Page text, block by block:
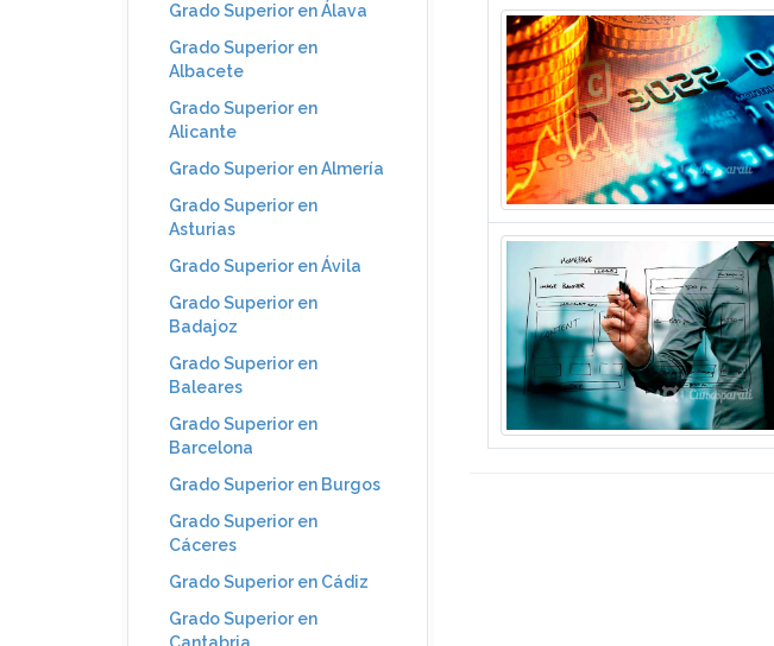
Grado Superior en Álava
Grado Superior en
Albacete
Grado Superior en
Alicante
Grado Superior en Almería
Grado Superior en
Asturias
Grado Superior en Ávila
Grado Superior en
Badajoz
Grado Superior en
Baleares
Grado Superior en
Barcelona
Grado Superior en Burgos
Grado Superior en
Cáceres
Grado Superior en Cádiz
Grado Superior en